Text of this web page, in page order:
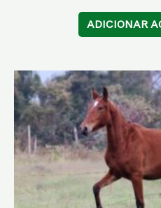
ADICIONAR